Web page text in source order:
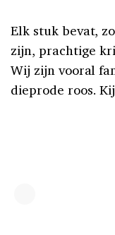
Elk stuk bevat,
zijn, prachtige
Wij zijn vooral
dieprode roos.